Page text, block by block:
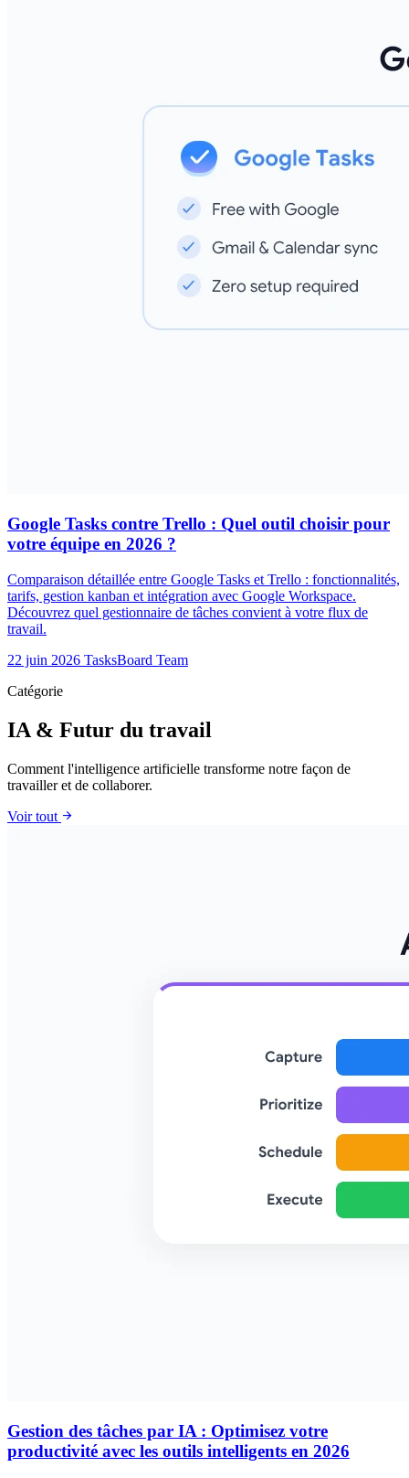
Google Tasks contre Trello : Quel outil choisir pour
votre équipe en 2026 ?
Comparaison détaillée entre Google Tasks et Trello : fonctionnalités,
tarifs, gestion kanban et intégration avec Google Workspace.
Découvrez quel gestionnaire de tâches convient à votre flux de
travail.
22 juin 2026 TasksBoard Team
Catégorie
IA & Futur du travail
Comment l'intelligence artificielle transforme notre façon de
travailler et de collaborer.
Voir tout arrow_forward
Gestion des tâches par IA : Optimisez votre
productivité avec les outils intelligents en 2026